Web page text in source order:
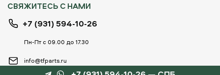
СВЯЖИТЕСЬ С НАМИ
+7 (931) 594-10-26
Пн-Пт с 09.00 до 17.30
info@tfparts.ru